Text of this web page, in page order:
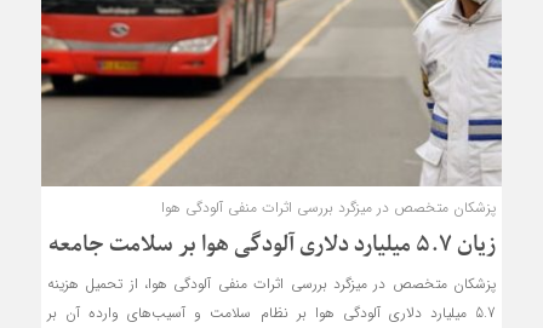
پزشکان متخصص در میزگرد بررسی اثرات منفی آلودگی هوا
زیان ۵.۷ میلیارد دلاری آلودگی هوا بر سلامت جامعه
پزشکان متخصص در میزگرد بررسی اثرات منفی آلودگی هوا، از تحمیل هزینه
5.7 میلیارد دلاری آلودگی هوا بر نظام سلامت و آسیب‌های وارده آن بر